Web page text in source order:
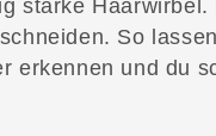
starke
So
erkennen und du